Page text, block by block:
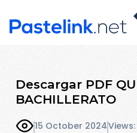
Descargar PDF
BACHILLERATO
15 October 2024Views: